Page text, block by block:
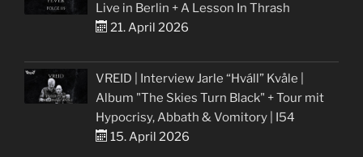
Live in Berlin + A Lesson In Thrash
21. April 2026
VREID | Interview Jarle “Hváll” Kvåle |
Album "The Skies Turn Black" + Tour mit
Hypocrisy, Abbath & Vomitory | I54
15. April 2026